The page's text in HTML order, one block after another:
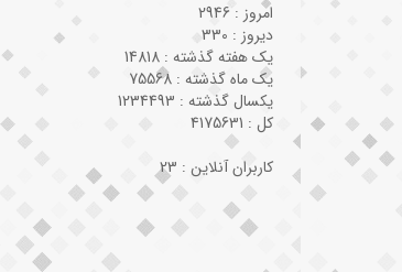
امروز : 2946
دیروز : 330
یک هفته گذشته : 14818
یک ماه گذشته : 75568
یکسال گذشته : 1234493
کل : 4175631
کاربران آنلاین : 23